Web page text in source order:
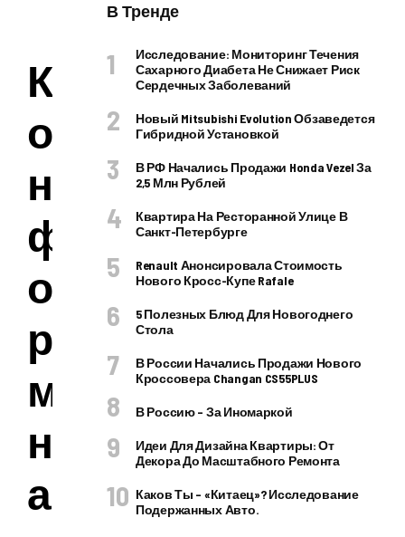
К
о
н
ф
о
р
м
н
а
В Тренде
Исследование: Мониторинг Течения
Сахарного Диабета Не Снижает Риск
Сердечных Заболеваний
Новый Mitsubishi Evolution Обзаведется
Гибридной Установкой
В РФ Начались Продажи Honda Vezel За
2,5 Млн Рублей
Квартира На Ресторанной Улице В
Санкт-Петербурге
Renault Анонсировала Стоимость
Нового Кросс-Купе Rafale
5 Полезных Блюд Для Новогоднего
Стола
В России Начались Продажи Нового
Кроссовера Changan CS55PLUS
В Россию – За Иномаркой
Идеи Для Дизайна Квартиры: От
Декора До Масштабного Ремонта
Каков Ты – «китаец»? Исследование
Подержанных Авто.